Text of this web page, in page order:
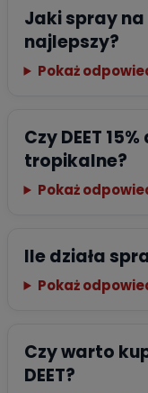
Jaki spray na
najlepszy?
Pokaż
Czy DEET
tropikalne?
Pokaż
Ile działa
Pokaż
Czy warto
DEET?